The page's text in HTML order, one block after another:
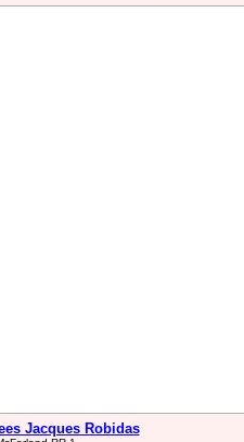
Jacques Robidas